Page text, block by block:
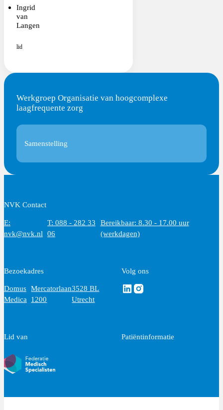
Ingrid
van
Langen
lid
Werkgroep Organisatie van hoogcomplexe
laagfrequente zorg
Samenstelling
NVK Contact
E:
nvk@nvk.nl
T: 088 - 282 33
06
Bereikbaar: 8.30 - 17.00 uur
(werkdagen)
Bezoekadres
Domus
Medica
Mercatorlaan
1200
3528 BL
Utrecht
Volg ons
Volg ons via Linkedin
Volg ons via Instagram
Lid van Patiëntinformatie